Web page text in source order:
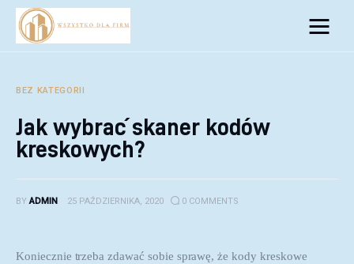
Biznes
Inwestycje
Rozwój
Porady
BEZ KATEGORII
Jak wybrać skaner kodów
kreskowych?
BY ADMIN 25 PAŹDZIERNIKA, 2020 0 COMMENTS
Koniecznie trzeba zdawać sobie sprawę, że kody kreskowe